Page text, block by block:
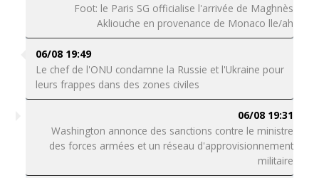
Foot: le Paris SG officialise l'arrivée de Maghnès
Akliouche en provenance de Monaco lle/ah
06/08 19:49
Le chef de l'ONU condamne la Russie et l'Ukraine pour
leurs frappes dans des zones civiles
06/08 19:31
Washington annonce des sanctions contre le ministre
des forces armées et un réseau d'approvisionnement
militaire